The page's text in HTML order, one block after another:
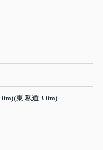
東 私道 3.0m)